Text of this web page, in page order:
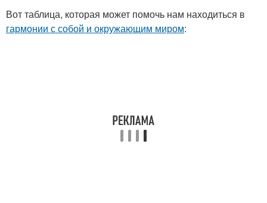
Вот таблица, которая может помочь нам находиться в
гармонии с собой и окружающим миром: